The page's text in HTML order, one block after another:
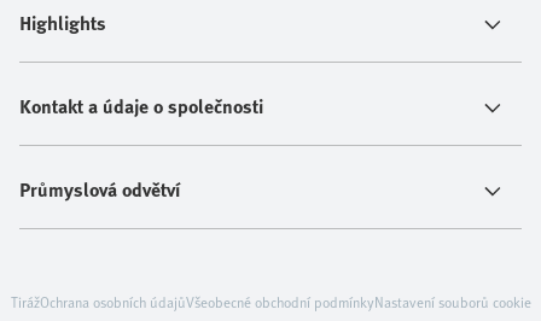
Highlights
Kontakt a údaje o společnosti
Průmyslová odvětví
TirážOchrana osobních údajůVšeobecné obchodní podmínkyNastavení souborů cookie